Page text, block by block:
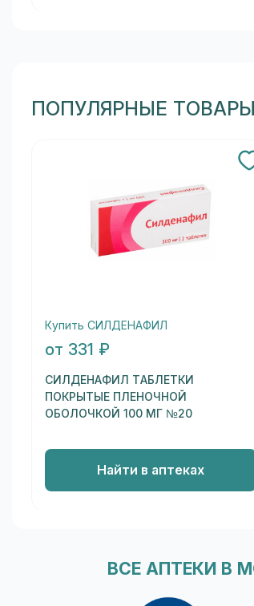
ПОПУЛЯРНЫЕ
Купить СИЛДЕНАФИЛ
от 331 ₽
СИЛДЕНАФИЛ ТАБЛЕТКИ
ПОКРЫТЫЕ ПЛЕНОЧНОЙ
ОБОЛОЧКОЙ 100 МГ №20
Найти в аптеках
ВСЕ АПТЕКИ В